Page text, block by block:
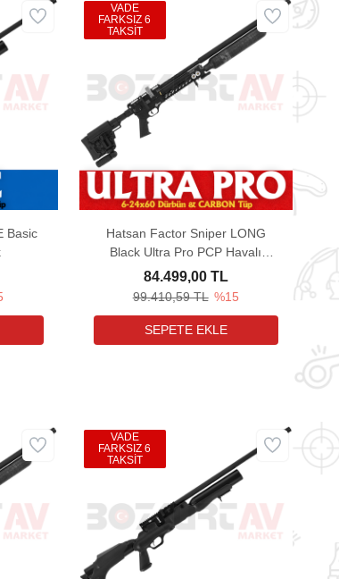
Basic
Hatsan Factor Sniper LONG
Black Ultra Pro PCP Havalı
Tüfek
99.410,59 TL %15
84.499,00 TL
VADE
FARKSIZ 6
TAKSİT
VADE
FARKSIZ 6
TAKSİT